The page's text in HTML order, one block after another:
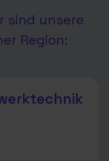
sind unsere
Region: